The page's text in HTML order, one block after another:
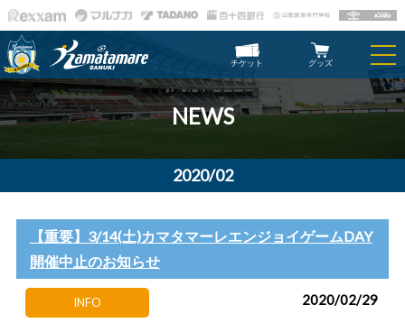
チケット グッズ
NEWS
2020/02
【重要】3/14(土)カマタマーレエンジョイゲームDAY
開催中止のお知らせ
INFO 2020/02/29